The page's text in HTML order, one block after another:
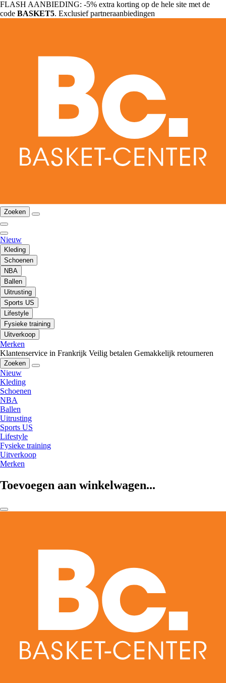
FLASH AANBIEDING: -5% extra korting op de hele site met de
code BASKET5. Exclusief partneraanbiedingen
Zoeken
Nieuw
Kleding
Schoenen
NBA
Ballen
Uitrusting
Sports US
Lifestyle
Fysieke training
Uitverkoop
Merken
Klantenservice in Frankrijk Veilig betalen Gemakkelijk retourneren
Zoeken
Nieuw
Kleding
Schoenen
NBA
Ballen
Uitrusting
Sports US
Lifestyle
Fysieke training
Uitverkoop
Merken
Toevoegen aan winkelwagen...